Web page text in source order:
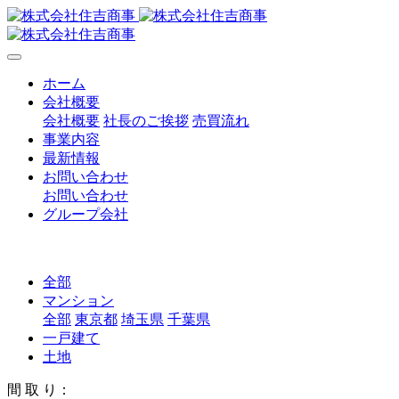
ホーム
会社概要
会社概要 社長のご挨拶 売買流れ
事業内容
最新情報
お問い合わせ
お問い合わせ
グループ会社
全部
マンション
全部 東京都 埼玉県 千葉県
一戸建て
土地
間 取 り：